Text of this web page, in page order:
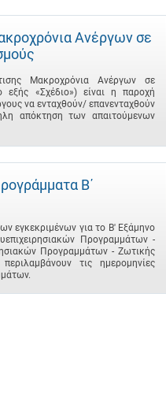
Ανέργων σε
Μακροχρόνια Ανέργων σε
εξής «Σχέδιο») είναι η παροχή
να ενταχθούν/ επανενταχθούν
απόκτηση των απαιτούμενων
B΄
εγκεκριμένων για το B' Εξάμηνο
Προγραμμάτων -
Προγραμμάτων - Ζωτικής
τις ημερομηνίες